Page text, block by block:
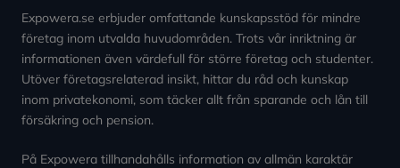
Expowera.se erbjuder omfattande kunskapsstöd för mindre
företag inom utvalda huvudområden. Trots vår inriktning är
informationen även värdefull för större företag och studenter.
Utöver företagsrelaterad insikt, hittar du råd och kunskap
inom privatekonomi, som täcker allt från sparande och lån till
försäkring och pension.
På Expowera tillhandahålls information av allmän karaktär